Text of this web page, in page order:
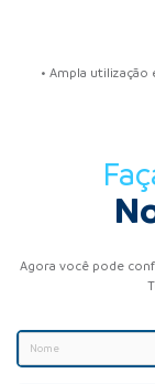
• Ampla
Agora você pode